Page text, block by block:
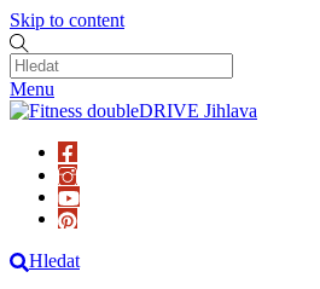
Skip to content
Menu
Hledat